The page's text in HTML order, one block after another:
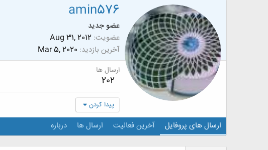
amin576
عضو جدید
عضویت Aug 31, 2012
آخرین بازدید Mar 5, 2020
ارسال ها
202
پیدا کردن
ارسال های پروفایل آخرین فعالیت ارسال ها درباره